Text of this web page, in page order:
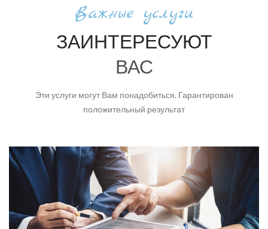
Важные услуги
ЗАИНТЕРЕСУЮТ
ВАС
Эти услуги могут Вам понадобиться. Гарантирован
положительный результат